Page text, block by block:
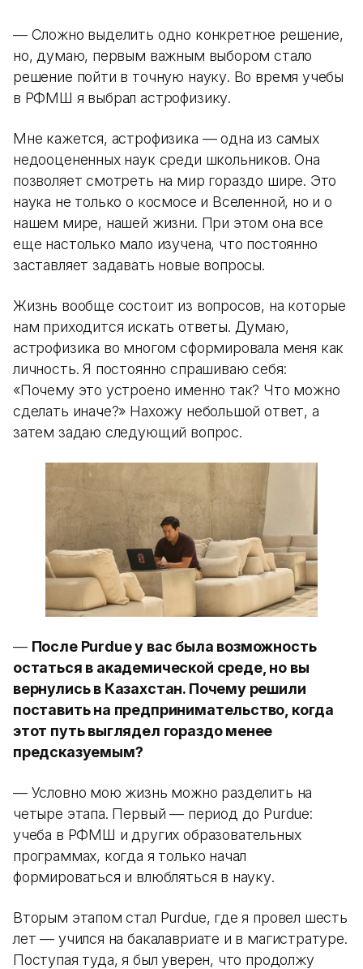
— Сложно выделить одно конкретное решение,
но, думаю, первым важным выбором стало
решение пойти в точную науку. Во время учебы
в РФМШ я выбрал астрофизику.
Мне кажется, астрофизика — одна из самых
недооцененных наук среди школьников. Она
позволяет смотреть на мир гораздо шире. Это
наука не только о космосе и Вселенной, но и о
нашем мире, нашей жизни. При этом она все
еще настолько мало изучена, что постоянно
заставляет задавать новые вопросы.
Жизнь вообще состоит из вопросов, на которые
нам приходится искать ответы. Думаю,
астрофизика во многом сформировала меня как
личность. Я постоянно спрашиваю себя:
«Почему это устроено именно так? Что можно
сделать иначе?» Нахожу небольшой ответ, а
затем задаю следующий вопрос.
— После Purdue у вас была возможность
остаться в академической среде, но вы
вернулись в Казахстан. Почему решили
поставить на предпринимательство, когда
этот путь выглядел гораздо менее
предсказуемым?
— Условно мою жизнь можно разделить на
четыре этапа. Первый — период до Purdue:
учеба в РФМШ и других образовательных
программах, когда я только начал
формироваться и влюбляться в науку.
Вторым этапом стал Purdue, где я провел шесть
лет — учился на бакалавриате и в магистратуре.
Поступая туда, я был уверен, что продолжу